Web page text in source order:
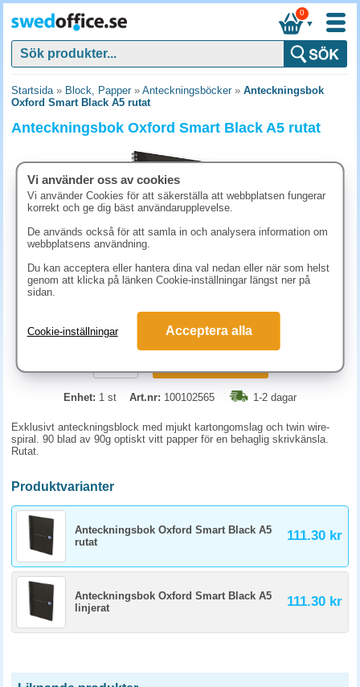
▼
0
Startsida» Block, Papper» Anteckningsböcker» Anteckningsbok
Oxford Smart Black A5 rutat
Anteckningsbok Oxford Smart Black A5 rutat
111.30 kr (inkl. moms)
Enhet: 1 st Art.nr: 100102565 1-2 dagar
Exklusivt anteckningsblock med mjukt kartongomslag och twin wire-
spiral. 90 blad av 90g optiskt vitt papper för en behaglig skrivkänsla.
Rutat.
Produktvarianter
Anteckningsbok Oxford Smart Black A5
rutat
111.30 kr
Anteckningsbok Oxford Smart Black A5
linjerat
111.30 kr
Vi använder oss av cookies
Vi använder Cookies för att säkerställa att webbplatsen fungerar
korrekt och ge dig bäst användarupplevelse.
De används också för att samla in och analysera information om
webbplatsens användning.
Du kan acceptera eller hantera dina val nedan eller när som helst
genom att klicka på länken Cookie-inställningar längst ner på
sidan.
Cookie-inställningar Acceptera alla